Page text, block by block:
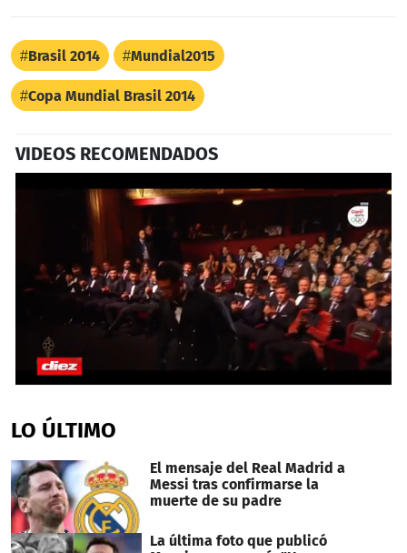
Brasil 2014 Mundial2015
Copa Mundial Brasil 2014
VIDEOS RECOMENDADOS
of
29
LO ÚLTIMO
El mensaje del Real Madrid a
Messi tras confirmarse la
muerte de su padre
La última foto que publicó